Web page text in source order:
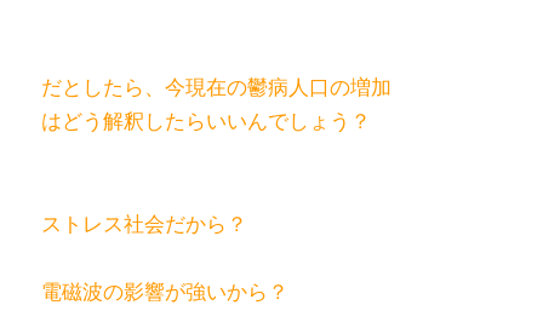
だとしたら、今現在の鬱病人口の増加
はどう解釈したらいいんでしょう？
ストレス社会だから？
電磁波の影響が強いから？